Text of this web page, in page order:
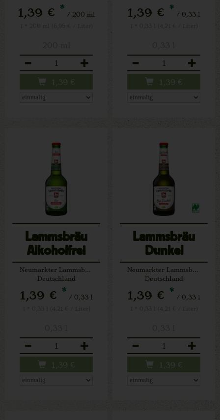
1,39 € * / 200 ml
1,39 €
1,39 € * / 0,33 l
1,39 €
Lammsbräu
Alkoholfrei
Neumarkter Lammsbräu
Deutschland
1,39 € * / 0,33 l
1,39 €
Lammsbräu
Dunkel
AlkoholfreiNeumarkter Lammsbräu
Deutschland
1,39 € * / 0,33 l
1,39 €